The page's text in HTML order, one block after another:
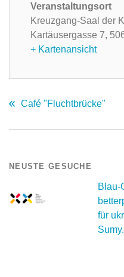
Veranstaltungsort
Kreuzgang-Saal der
Kartäusergasse 7,
+ Kartenansicht
Café "Fluchtbrücke"
NEUSTE GESUCHE
Blau-
für
Sumy.